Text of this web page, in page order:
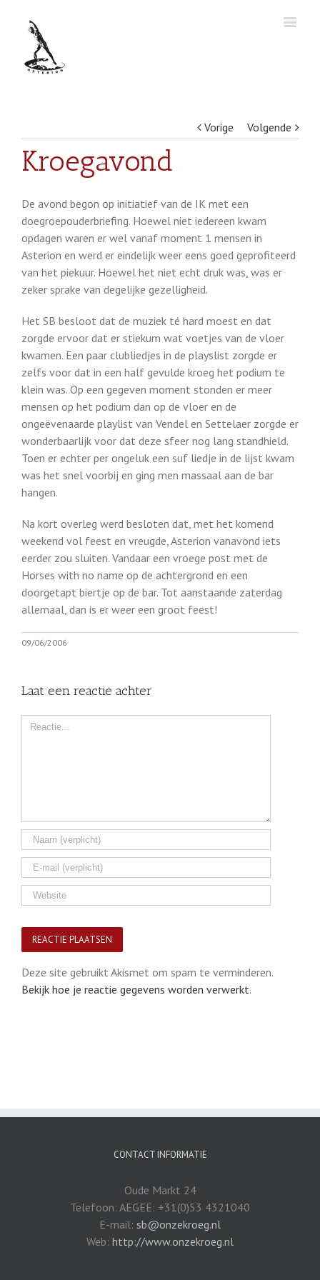
Vorige Volgende
Kroegavond
De avond begon op initiatief van de IK met een
doegroepouderbriefing. Hoewel niet iedereen kwam
opdagen waren er wel vanaf moment 1 mensen in
Asterion en werd er eindelijk weer eens goed geprofiteerd
van het piekuur. Hoewel het niet echt druk was, was er
zeker sprake van degelijke gezelligheid.
Het SB besloot dat de muziek té hard moest en dat
zorgde ervoor dat er stiekum wat voetjes van de vloer
kwamen. Een paar clubliedjes in de playslist zorgde er
zelfs voor dat in een half gevulde kroeg het podium te
klein was. Op een gegeven moment stonden er meer
mensen op het podium dan op de vloer en de
ongeëvenaarde playlist van Vendel en Settelaer zorgde er
wonderbaarlijk voor dat deze sfeer nog lang standhield.
Toen er echter per ongeluk een suf liedje in de lijst kwam
was het snel voorbij en ging men massaal aan de bar
hangen.
Na kort overleg werd besloten dat, met het komend
weekend vol feest en vreugde, Asterion vanavond iets
eerder zou sluiten. Vandaar een vroege post met de
Horses with no name op de achtergrond en een
doorgetapt biertje op de bar. Tot aanstaande zaterdag
allemaal, dan is er weer een groot feest!
09/06/2006
Laat een reactie achter
Comment
Deze site gebruikt Akismet om spam te verminderen.
Bekijk hoe je reactie gegevens worden verwerkt.
CONTACT INFORMATIE
Oude Markt 24
Telefoon: AEGEE: +31(0)53 4321040
E-mail: sb@onzekroeg.nl
Web: http://www.onzekroeg.nl